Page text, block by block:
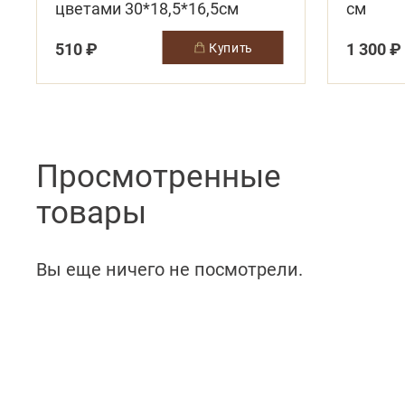
цветами 30*18,5*16,5см
510 ₽
купить
см
1 300 ₽
Просмотренные
товары
Вы еще ничего не посмотрели.